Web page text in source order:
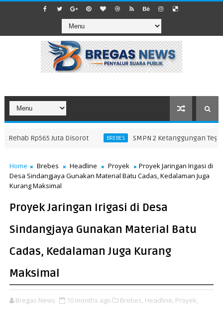
Rp565 Juta Disorot BREBES SMPN 2 Ketanggungan
Home Brebes Headline Proyek
Proyek Jaringan Irigasi di
Desa Sindangjaya Gunakan Material Batu Cadas, Kedalaman Juga
Kurang Maksimal
Proyek Jaringan Irigasi di Desa
Sindangjaya Gunakan Material Batu
Cadas, Kedalaman Juga Kurang
Maksimal
Bregas News 10 months ago Brebes, Headline, Proyek,